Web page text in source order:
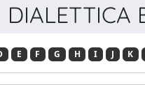
E F G H I J K